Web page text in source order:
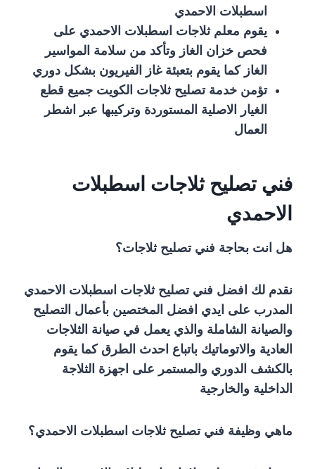
اسطبلات الاحمدي
يقوم معلم ثلاجات اسطبلات الاحمدي على
فحص خزان الغاز وتأكد من سلامة المواسير
الغاز كما يقوم بتعبئة غاز الفيريون بشكل دوري
تؤمن خدمة تصليح ثلاجات الكويت جميع قطع
الغيار الاصلية المستوردة وتركيبها عبر اشطر
العمال
فني تصليح ثلاجات اسطبلات
الاحمدي
هل انت بحاجة فني تصليح ثلاجات؟
نقدم لك افضل فني تصليح ثلاجات اسطبلات الاحمدي
المدرب على ايدي افضل المختصين بأعمال التصليح
والصيانة الشاملة والذي يعمل في صيانة الثلاجات
العادية والاتوماتيك باتباع احدث الطرق كما يقوم
بالكشف الدوري والمستمر على اجهزة الثلاجة
الداخلية والخارجية
ماهي وظيفة فني تصليح ثلاجات اسطبلات الاحمدي؟